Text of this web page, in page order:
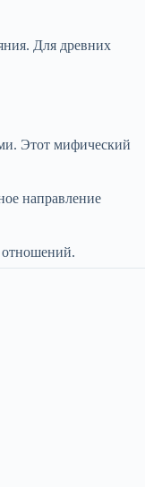
Для древних
Этот мифический
направление
отношений.